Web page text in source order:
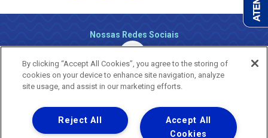
Nossas Redes Sociais
Uma empresa
Copyright ® 2026 - Todos os Direitos Reservados.
By clicking “Accept All Cookies”, you agree to the storing of
cookies on your device to enhance site navigation, analyze
site usage, and assist in our marketing efforts.
Accept All
Cookies
Reject All